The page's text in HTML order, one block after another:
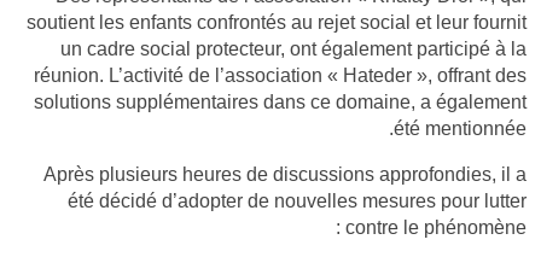
soutient les enfants confrontés au rejet social et leur fournit
un cadre social protecteur, ont également participé à la
réunion. L’activité de l’association « Hateder », offrant des
solutions supplémentaires dans ce domaine, a également
été mentionnée.
Après plusieurs heures de discussions approfondies, il a
été décidé d’adopter de nouvelles mesures pour lutter
contre le phénomène :